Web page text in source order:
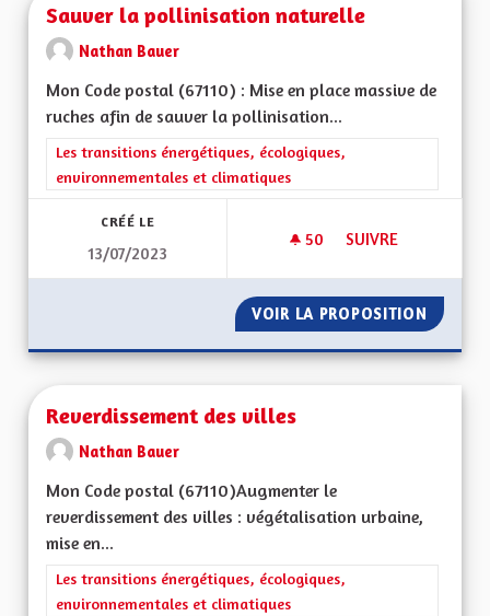
Sauver la pollinisation naturelle
Nathan Bauer
Mon Code postal (67110) : Mise en place massive de
ruches afin de sauver la pollinisation...
Filtrer les résultats de la catégorie : Les transitions
Les transitions énergétiques, écologiques,
environnementales et climatiques
CRÉÉ LE
13/07/2023
50 50 ABONNÉS
SUIVRE
VOIR LA PROPOSITION
Reverdissement des villes
Nathan Bauer
Mon Code postal (67110) Augmenter le
reverdissement des villes : végétalisation urbaine,
mise en...
Filtrer les résultats de la catégorie : Les transitions
Les transitions énergétiques, écologiques,
environnementales et climatiques